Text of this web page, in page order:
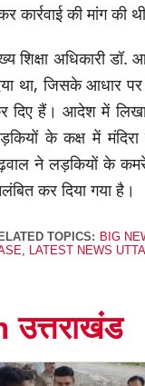
कार्रवाई की मांग की
शिक्षा अधिकारी
था, जिसके आधार
दिए हैं। आदेश में लिखा
के कक्ष में मंदिरा
ने लड़कियों के
कर दिया गया है।
TOPICS: BIG
, LATEST NEWS